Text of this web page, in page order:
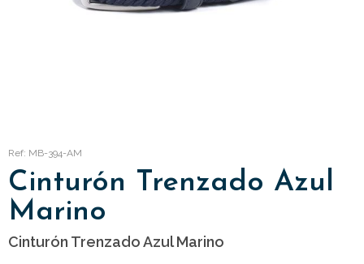
Ref: MB-394-AM
Cinturón Trenzado Azul
Marino
Cinturón Trenzado Azul Marino